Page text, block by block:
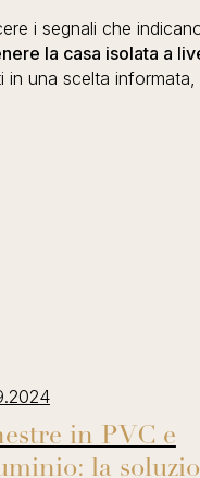
i segnali che
la casa isolata a
in una scelta
in PVC e
la